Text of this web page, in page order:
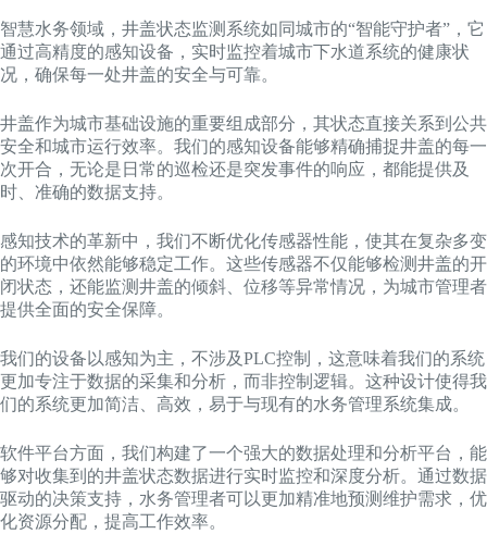
智慧水务领域，井盖状态监测系统如同城市的“智能守护者”，它
通过高精度的感知设备，实时监控着城市下水道系统的健康状
况，确保每一处井盖的安全与可靠。
井盖作为城市基础设施的重要组成部分，其状态直接关系到公共
安全和城市运行效率。我们的感知设备能够精确捕捉井盖的每一
次开合，无论是日常的巡检还是突发事件的响应，都能提供及
时、准确的数据支持。
感知技术的革新中，我们不断优化传感器性能，使其在复杂多变
的环境中依然能够稳定工作。这些传感器不仅能够检测井盖的开
闭状态，还能监测井盖的倾斜、位移等异常情况，为城市管理者
提供全面的安全保障。
我们的设备以感知为主，不涉及PLC控制，这意味着我们的系统
更加专注于数据的采集和分析，而非控制逻辑。这种设计使得我
们的系统更加简洁、高效，易于与现有的水务管理系统集成。
软件平台方面，我们构建了一个强大的数据处理和分析平台，能
够对收集到的井盖状态数据进行实时监控和深度分析。通过数据
驱动的决策支持，水务管理者可以更加精准地预测维护需求，优
化资源分配，提高工作效率。